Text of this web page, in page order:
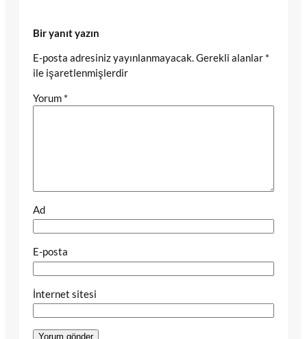
Bir yanıt yazın
E-posta adresiniz yayınlanmayacak.Gerekli alanlar *
ile işaretlenmişlerdir
Yorum *
Ad
E-posta
İnternet sitesi